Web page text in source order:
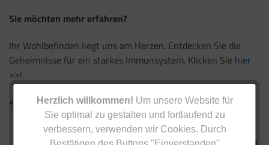
Herzlich willkommen! Um unsere Website für
Sie optimal zu gestalten und fortlaufend zu
verbessern, verwenden wir Cookies. Durch
Sie möchten mehr erfahren?
Ihr Wohlbefinden liegt uns am Herzen. Entdecken Sie die
Geheimnisse für ein starkes Immunsystem. Klicken Sie hier
>>!
< Zurück zur Übersicht